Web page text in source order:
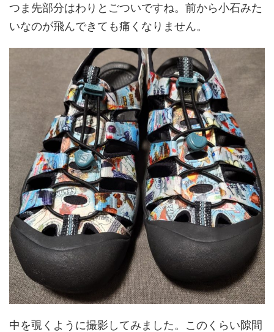
つま先部分はわりとごついですね。前から小石みた
いなのが飛んできても痛くなりません。
中を覗くように撮影してみました。このくらい隙間